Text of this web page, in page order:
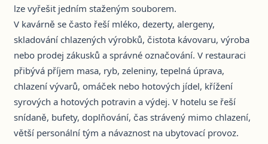
lze vyřešit jedním staženým souborem.
V kavárně se často řeší mléko, dezerty, alergeny,
skladování chlazených výrobků, čistota kávovaru, výroba
nebo prodej zákusků a správné označování. V restauraci
přibývá příjem masa, ryb, zeleniny, tepelná úprava,
chlazení vývarů, omáček nebo hotových jídel, křížení
syrových a hotových potravin a výdej. V hotelu se řeší
snídaně, bufety, doplňování, čas strávený mimo chlazení,
větší personální tým a návaznost na ubytovací provoz.